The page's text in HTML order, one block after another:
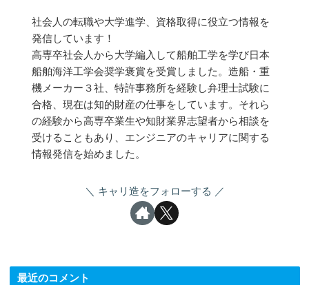
社会人の転職や大学進学、資格取得に役立つ情報を
発信しています！
高専卒社会人から大学編入して船舶工学を学び日本
船舶海洋工学会奨学褒賞を受賞しました。造船・重
機メーカー３社、特許事務所を経験し弁理士試験に
合格、現在は知的財産の仕事をしています。それら
の経験から高専卒業生や知財業界志望者から相談を
受けることもあり、エンジニアのキャリアに関する
情報発信を始めました。
キャリ造をフォローする
最近のコメント